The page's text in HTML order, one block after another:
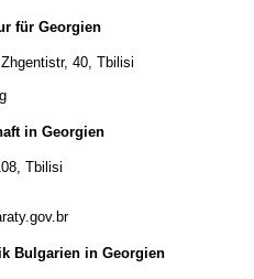
für Georgien
40, Tbilisi
in Georgien
Tbilisi
Bulgarien in Georgien